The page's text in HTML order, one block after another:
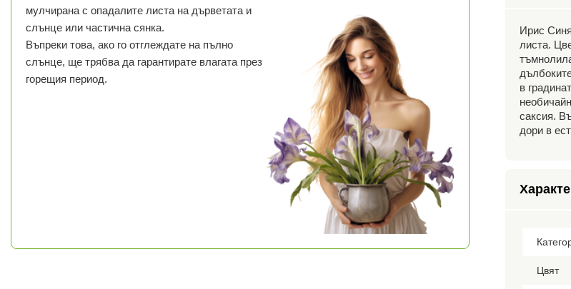
мулчирана с опадалите листа на дърветата и
слънце или частична сянка.
Въпреки това, ако го отглеждате на пълно
слънце, ще трябва да гарантирате влагата през
горещия период.
Ирис
листа.
в
саксия.
дори в
Цвят